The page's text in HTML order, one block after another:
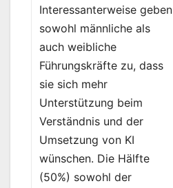
Interessanterweise geben
sowohl männliche als
auch weibliche
Führungskräfte zu, dass
sie sich mehr
Unterstützung beim
Verständnis und der
Umsetzung von KI
wünschen. Die Hälfte
(50%) sowohl der